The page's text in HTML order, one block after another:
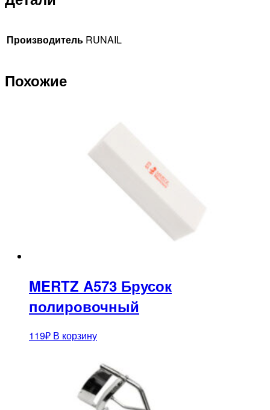
Производитель RUNAIL
Похожие
MERTZ A573 Брусок
полировочный
119₽ В корзину